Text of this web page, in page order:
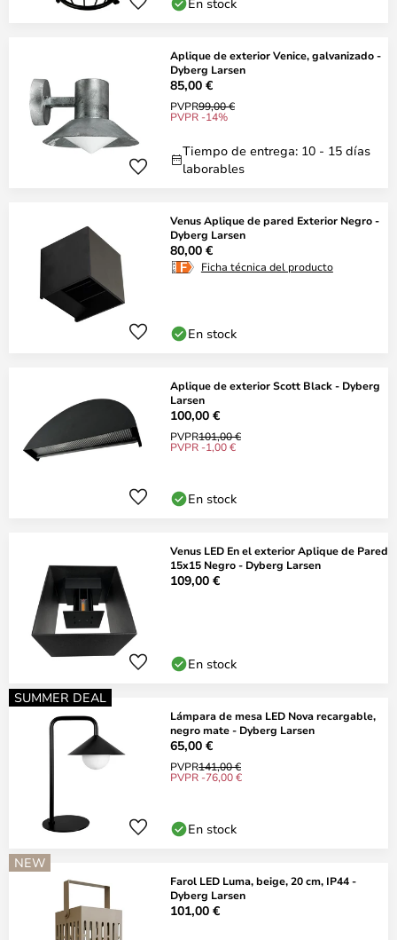
Aplique de exterior Venice, galvanizado -
Dyberg Larsen
85,00 €
PVPR99,00 €
PVPR -14%
Tiempo de entrega: 10 - 15 días
laborables
Venus Aplique de pared Exterior Negro -
Dyberg Larsen
80,00 €
Ficha técnica del producto
En stock
Aplique de exterior Scott Black - Dyberg
Larsen
100,00 €
PVPR101,00 €
PVPR -1,00 €
En stock
Venus LED En el exterior Aplique de Pared
15x15 Negro - Dyberg Larsen
109,00 €
En stock
SUMMER DEAL
Lámpara de mesa LED Nova recargable,
negro mate - Dyberg Larsen
65,00 €
PVPR141,00 €
PVPR -76,00 €
En stock
NEW
Farol LED Luma, beige, 20 cm, IP44 -
Dyberg Larsen
101,00 €